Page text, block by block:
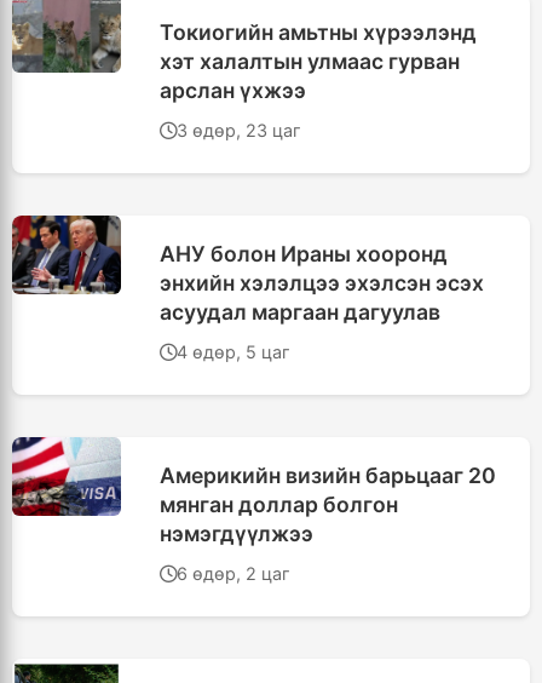
Токиогийн амьтны хүрээлэнд
хэт халалтын улмаас гурван
арслан үхжээ
3 өдөр, 23 цаг
АНУ болон Ираны хооронд
энхийн хэлэлцээ эхэлсэн эсэх
асуудал маргаан дагуулав
4 өдөр, 5 цаг
Америкийн визийн барьцааг 20
мянган доллар болгон
нэмэгдүүлжээ
6 өдөр, 2 цаг